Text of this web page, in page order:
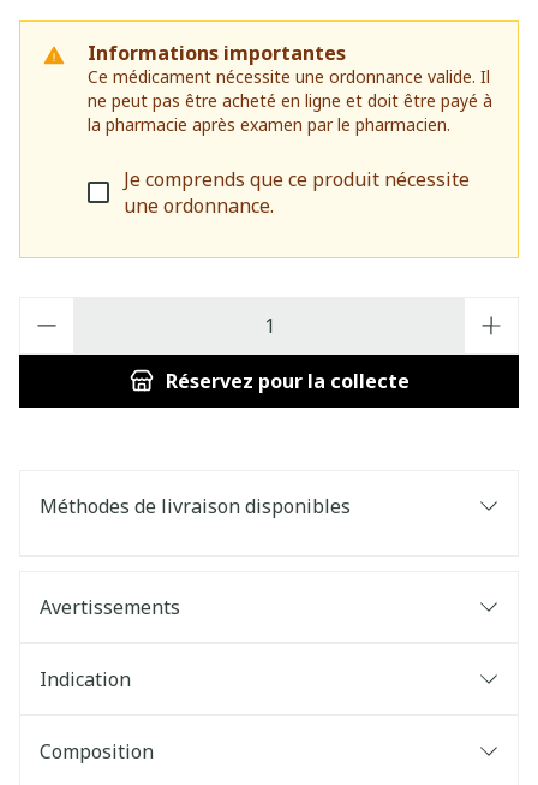
Informations importantes
Ce médicament nécessite une ordonnance valide. Il
ne peut pas être acheté en ligne et doit être payé à
la pharmacie après examen par le pharmacien.
Je comprends que ce produit nécessite
une ordonnance.
Réservez pour la collecte
Méthodes de livraison disponibles
Avertissements
Indication
Composition